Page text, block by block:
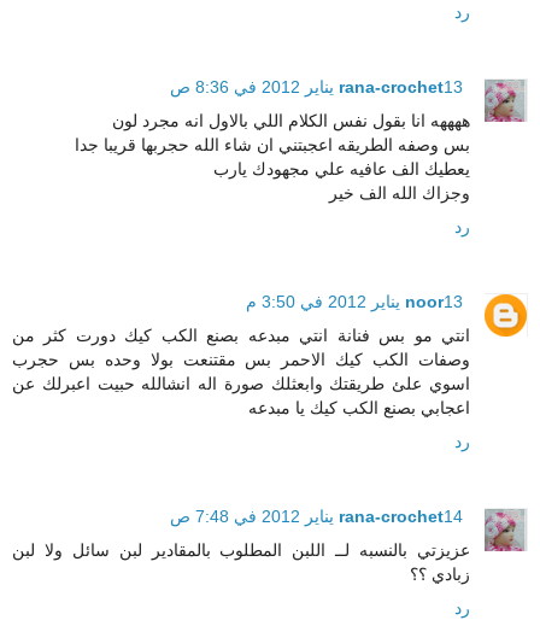
رد
rana-crochet13 يناير 2012 في 8:36 ص
ههههه انا بقول نفس الكلام اللي بالاول انه مجرد لون
بس وصفه الطريقه اعجبتني ان شاء الله حجربها قريبا جدا
يعطيك الف عافيه علي مجهودك يارب
وجزاك الله الف خير
رد
noor13 يناير 2012 في 3:50 م
انتي مو بس فنانة انتي مبدعه بصنع الكب كيك دورت كثر من
وصفات الكب كيك الاحمر بس مقتنعت بولا وحده بس حجرب
اسوي علئ طريقتك وابعثلك صورة اله انشالله حبيت اعبرلك عن
اعجابي بصنع الكب كيك يا مبدعه
رد
rana-crochet14 يناير 2012 في 7:48 ص
عزيزتي بالنسبه لــ اللبن المطلوب بالمقادير لبن سائل ولا لبن
زبادي ؟؟
رد